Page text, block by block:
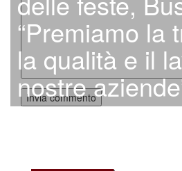
“Premiamo la
la qualità e il
nostre